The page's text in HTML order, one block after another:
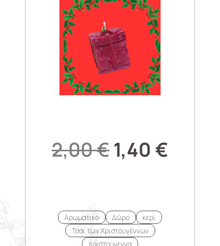
2,00€1,40 €
Αρωματικό Δώρο
κερί
Τσάι των Χριστουγέννων
Χριστούγεννα